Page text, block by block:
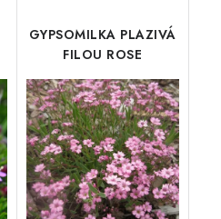
GYPSOMILKA PLAZIVÁ
FILOU ROSE